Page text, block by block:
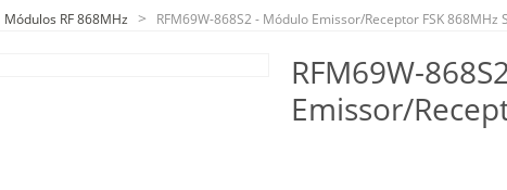
Módulos RF 868MHz RFM69W-868S2 - Módulo Emissor/Receptor FSK 868MHz
RFM69W-
Emissor/